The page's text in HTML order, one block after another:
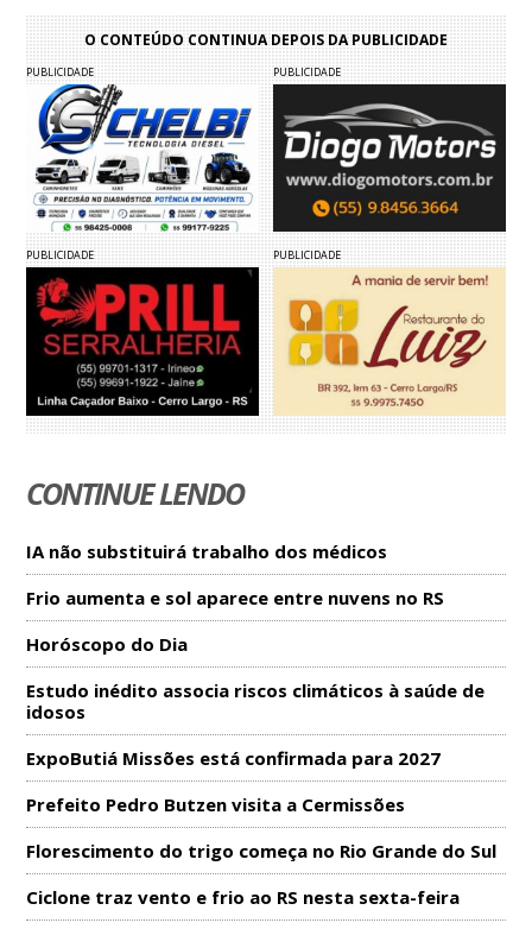
O CONTEÚDO CONTINUA DEPOIS DA PUBLICIDADE
PUBLICIDADE PUBLICIDADE
PUBLICIDADE PUBLICIDADE
CONTINUE LENDO
IA não substituirá trabalho dos médicos
Frio aumenta e sol aparece entre nuvens no RS
Horóscopo do Dia
Estudo inédito associa riscos climáticos à saúde de
idosos
ExpoButiá Missões está confirmada para 2027
Prefeito Pedro Butzen visita a Cermissões
Florescimento do trigo começa no Rio Grande do Sul
Ciclone traz vento e frio ao RS nesta sexta-feira